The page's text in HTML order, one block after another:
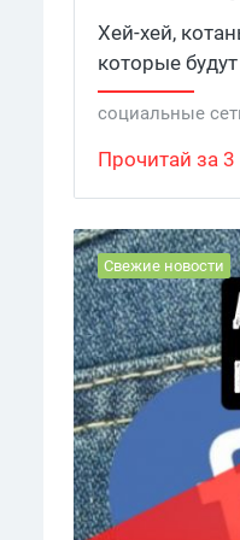
Хей-хей,
которые
социальные
Прочитай за
Свежие новости